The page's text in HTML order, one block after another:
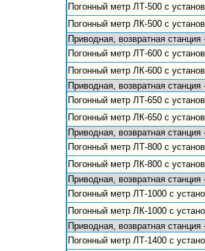
Погонный метр ЛТ-500 с
Погонный метр ЛК-500 с
Приводная, возвратная станция
Погонный метр ЛТ-600 с
Погонный метр ЛК-600 с
Приводная, возвратная станция
Погонный метр ЛТ-650 с
Погонный метр ЛК-650 с
Приводная, возвратная станция
Погонный метр ЛТ-800 с
Погонный метр ЛК-800 с
Приводная, возвратная станция
Погонный метр ЛТ-1000 с
Погонный метр ЛК-1000 с
Приводная, возвратная станция
Погонный метр ЛТ-1400 с